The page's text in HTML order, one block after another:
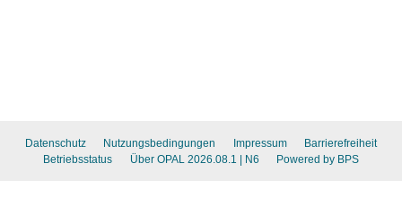
Datenschutz Nutzungsbedingungen Impressum
Barrierefreiheit
Betriebsstatus
Über OPAL 2026.08.1 | N6 Powered by BPS